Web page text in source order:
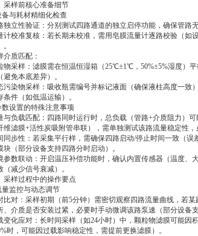
采样前核心准备细节
备与耗材精细化检查
独立性验证：分别测试四路通道的独立启停功能，确保管路
计校准复核：若长期未校准，需用皂膜流量计逐路校验（如
。
介质匹配：
物采样：滤膜需在恒温恒湿箱（25℃±1℃，50%±5%湿度）
避免本底差异）。
污染物采样：吸收瓶需编号并标记液面（确保液柱高度一致
条件（如低温运输）。
数设置的特殊注意事项
与负载匹配：四路同时运行时，总负载（管路+介质阻力）
维滤膜+活性炭吸附管串联），需单独测试该路流量稳定性
同步性：若采集平行样，需确保四路启动/停止时间一致（
块（部分设备支持四路分时启动）。
参数联动：开启温压补偿功能时，确认内置传感器（温度
（减少信号衰减）。
采样过程中的操作要点
量监控与动态调节
比对：采样初期（前5分钟）需密切观察四路流量曲线，若
、介质是否安装过紧，必要时手动微调该路泵速（部分设备
变化应对：长时间采样（如24小时）中，颗粒物滤膜可能因
时，可能因过载影响稳定性，需提前更换滤膜）。